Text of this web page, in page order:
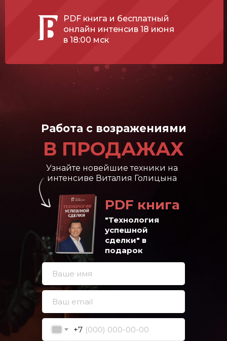
PDF книга и бесплатный
онлайн интенсив 18 июня
в 18:00 мск
Работа с возражениями
В ПРОДАЖАХ
Узнайте новейшие техники на
интенсиве Виталия Голицына
"Технология
успешной
сделки" в
подарок
PDF книга
+7